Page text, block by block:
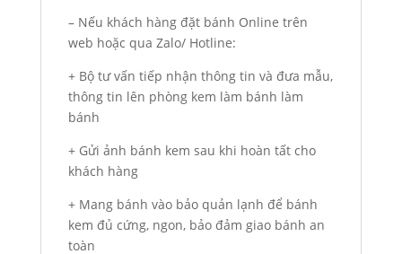
– Nếu khách hàng đặt bánh Online trên
web hoặc qua Zalo/ Hotline:
+ Bộ tư vấn tiếp nhận thông tin và đưa mẫu,
thông tin lên phòng kem làm bánh làm
bánh
+ Gửi ảnh bánh kem sau khi hoàn tất cho
khách hàng
+ Mang bánh vào bảo quản lạnh để bánh
kem đủ cứng, ngon, bảo đảm giao bánh an
toàn